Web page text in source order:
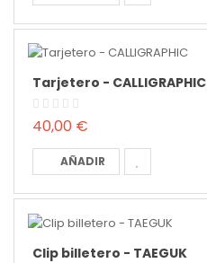
Tarjetero - CALLIGRAPHIC
40,00 €
AÑADIR
Clip billetero - TAEGUK